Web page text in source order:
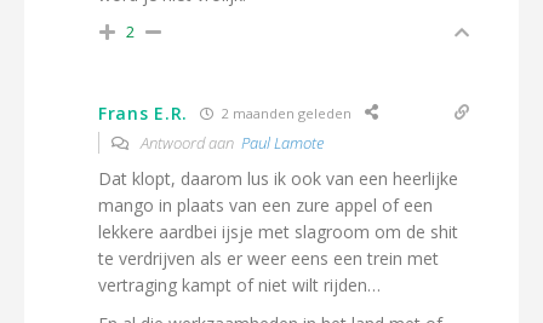
2
Frans E.R. 2 maanden geleden
Antwoord aan Paul Lamote
Dat klopt, daarom lus ik ook van een heerlijke
mango in plaats van een zure appel of een
lekkere aardbei ijsje met slagroom om de shit
te verdrijven als er weer eens een trein met
vertraging kampt of niet wilt rijden…